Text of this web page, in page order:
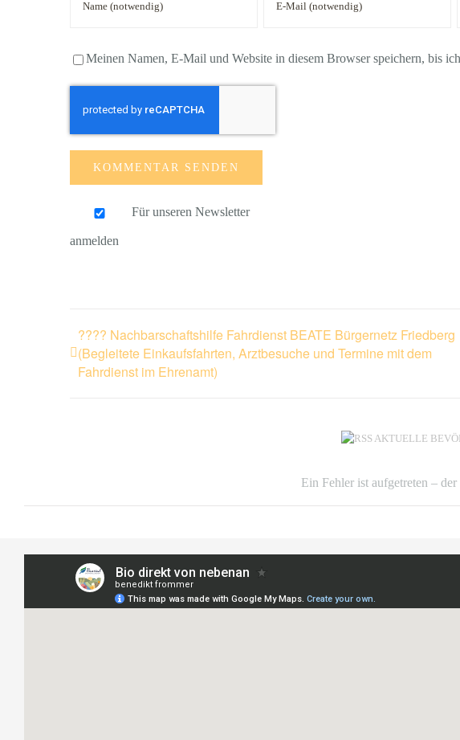
Meinen Namen, E-Mail und Website in diesem Browser speichern, bis
Für unseren Newsletter
anmelden
???? Nachbarschaftshilfe Fahrdienst BEATE Bürgernetz Friedberg
(Begleitete Einkaufsfahrten, Arztbesuche und Termine mit dem
Fahrdienst im Ehrenamt)
AKTUELLE
Ein Fehler ist aufgetreten –